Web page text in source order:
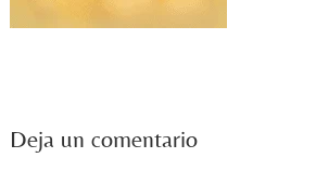
Deja un comentario